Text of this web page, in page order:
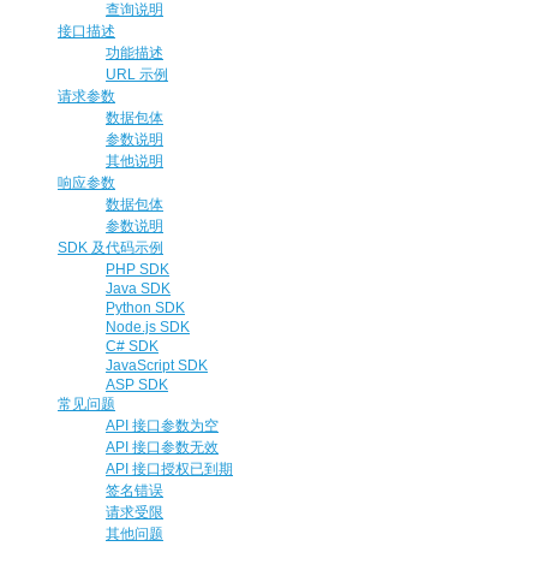
查询说明
接口描述
功能描述
URL 示例
请求参数
数据包体
参数说明
其他说明
响应参数
数据包体
参数说明
SDK 及代码示例
PHP SDK
Java SDK
Python SDK
Node.js SDK
C# SDK
JavaScript SDK
ASP SDK
常见问题
API 接口参数为空
API 接口参数无效
API 接口授权已到期
签名错误
请求受限
其他问题